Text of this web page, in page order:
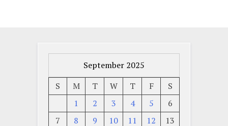
September 2025
S
M T W T F
S
1
2 3 4 5
6
7
8 9 10 11 12 13